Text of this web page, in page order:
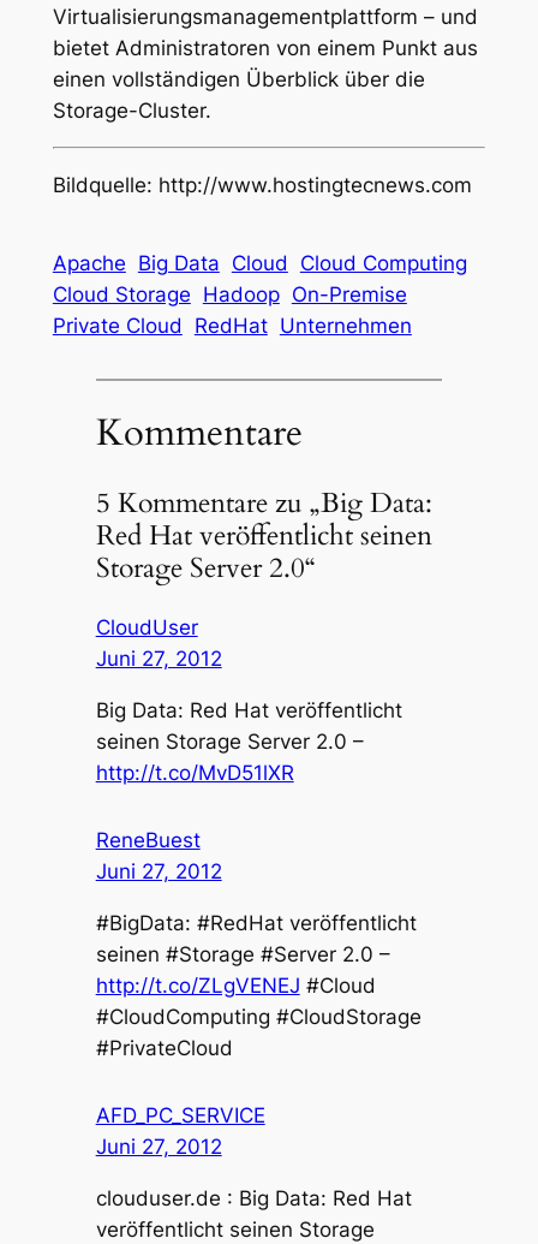
Virtualisierungsmanagementplattform – und
bietet Administratoren von einem Punkt aus
einen vollständigen Überblick über die
Storage-Cluster.
Bildquelle: http://www.hostingtecnews.com
Apache Big Data Cloud
Cloud Computing
Cloud Storage Hadoop On-Premise
Private Cloud
RedHat Unternehmen
Kommentare
5 Kommentare zu „Big Data:
Red Hat veröffentlicht seinen
Storage Server 2.0“
CloudUser
Juni 27, 2012
Big Data: Red Hat veröffentlicht
seinen Storage Server 2.0 –
http://t.co/MvD51lXR
ReneBuest
Juni 27, 2012
#BigData: #RedHat veröffentlicht
seinen #Storage #Server 2.0 –
http://t.co/ZLgVENEJ #Cloud
#CloudComputing #CloudStorage
#PrivateCloud
AFD_PC_SERVICE
Juni 27, 2012
clouduser.de : Big Data: Red Hat
veröffentlicht seinen Storage